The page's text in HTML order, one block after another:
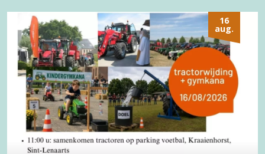
16
aug.